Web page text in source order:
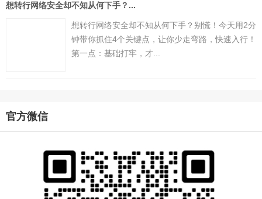
想转行网络安全却不知从何下手？...
想转行网络安全却不知从何下手？别慌！今天用2分
钟带你抓住4个关键点，让你少走弯路，快速入行！
第一点：基础打牢，才...
官方微信